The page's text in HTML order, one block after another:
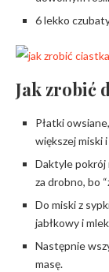
6 lekko
Jak zrobić
Płatki
większej miski
Daktyle pokrój
za drobno, bo
Do miski z
jabłkowy i
Następnie
masę.